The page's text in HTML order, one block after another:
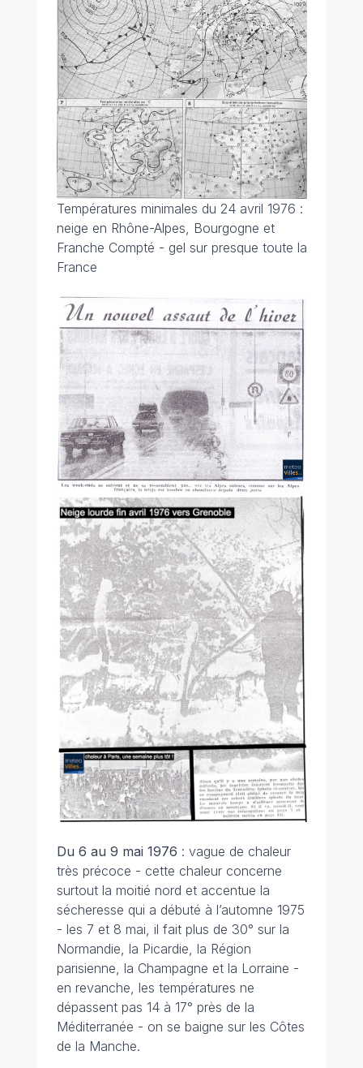
Températures minimales du 24 avril 1976 :
neige en Rhône-Alpes, Bourgogne et
Franche Compté - gel sur presque toute la
France
Du 6 au 9 mai 1976 : vague de chaleur
très précoce - cette chaleur concerne
surtout la moitié nord et accentue la
sécheresse qui a débuté à l’automne 1975
- les 7 et 8 mai, il fait plus de 30° sur la
Normandie, la Picardie, la Région
parisienne, la Champagne et la Lorraine -
en revanche, les températures ne
dépassent pas 14 à 17° près de la
Méditerranée - on se baigne sur les Côtes
de la Manche.